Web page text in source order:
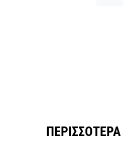
ΠΕΡΙΣΣΌΤΕΡΑ